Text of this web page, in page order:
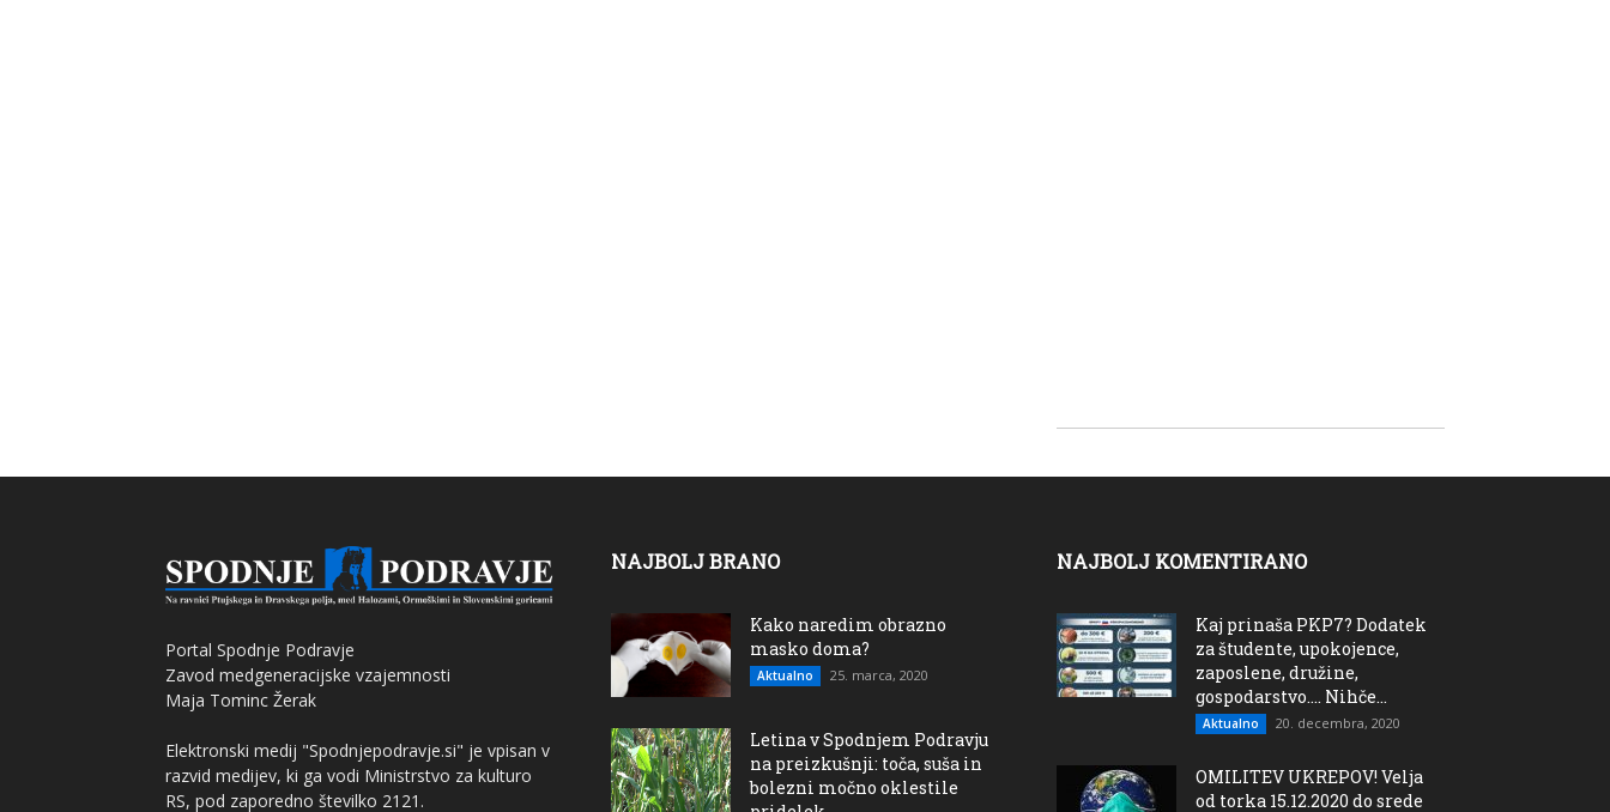
Portal Spodnje Podravje
Zavod medgeneracijske vzajemnosti
Maja Tominc Žerak
Elektronski medij "Spodnjepodravje.si" je vpisan v
razvid medijev, ki ga vodi Ministrstvo za kulturo
RS, pod zaporedno številko 2121.
NAJBOLJ BRANO
Kako naredim obrazno
masko doma?
Aktualno 25. marca, 2020
Letina v Spodnjem Podravju
na preizkušnji: toča, suša in
bolezni močno oklestile
NAJBOLJ KOMENTIRANO
Kaj prinaša PKP7? Dodatek
za študente, upokojence,
zaposlene, družine,
gospodarstvo…. Nihče...
Aktualno 20. decembra, 2020
OMILITEV UKREPOV! Velja
od torka 15.12.2020 do srede